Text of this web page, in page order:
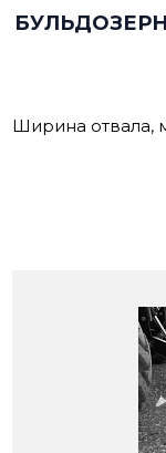
Ширина отвала,